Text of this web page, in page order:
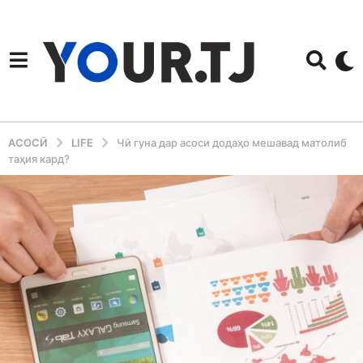
АСОСӢ LIFE
Чӣ гуна дар асоси додаҳо мешавад матолиб
таҳия кард?